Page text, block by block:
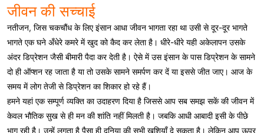
जीवन की सच्चाई
नतीजन, जिस चकचौंध के लिए इंसान आधा जीवन भागता रहा था उसी से दूर-दूर भागते
भागते एक घने अँधेरे कमरे में खुद को कैद कर लेता है। धीरे-धीरे यही अकेलापन उसके
अंदर डिप्रेशन जैसी बीमारी पैदा कर देती है। ऐसे में उस इंसान के पास डिप्रेशन के सामने
दो ही ऑप्शन रह जाता है या तो उसके सामने समर्पण कर दें या इससे जीत जाए। आज के
समय में लोग तेजी से डिप्रेशन का शिकार हो रहे हैं।
हमने यहां एक सम्पूर्ण व्यक्ति का उदाहरण दिया है जिससे आप सब समझ सकें की जीवन में
केवल भौतिक सुख से ही मन की शांति नहीं मिलती है। जबकि आधी आबादी इसी के पीछे
भाग रही है। उन्हें लगता है पैसा ही दुनिया की सभी ख़ुशियाँ दे सकता है। लेकिन आप ऊपर